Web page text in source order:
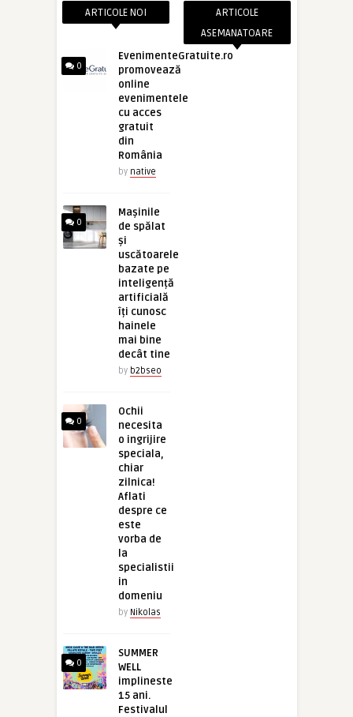
ARTICOLE NOI
0
EvenimenteGratuite.ro
promovează
online
evenimentele
cu acces
gratuit
din
România
by native
0
Mașinile
de spălat
și
uscătoarele
bazate pe
inteligență
artificială
îți cunosc
hainele
mai bine
decât tine
by b2bseo
0
Ochii
necesita
o ingrijire
speciala,
chiar
zilnica!
Aflati
despre ce
este
vorba de
la
specialistii
in
domeniu
by Nikolas
0
SUMMER
WELL
implineste
15 ani.
Festivalul
ARTICOLE
ASEMANATOARE